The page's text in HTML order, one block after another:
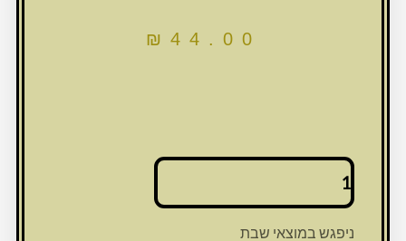
₪ 44.00
כמות
פמוט
ניפגש במוצאי שבת